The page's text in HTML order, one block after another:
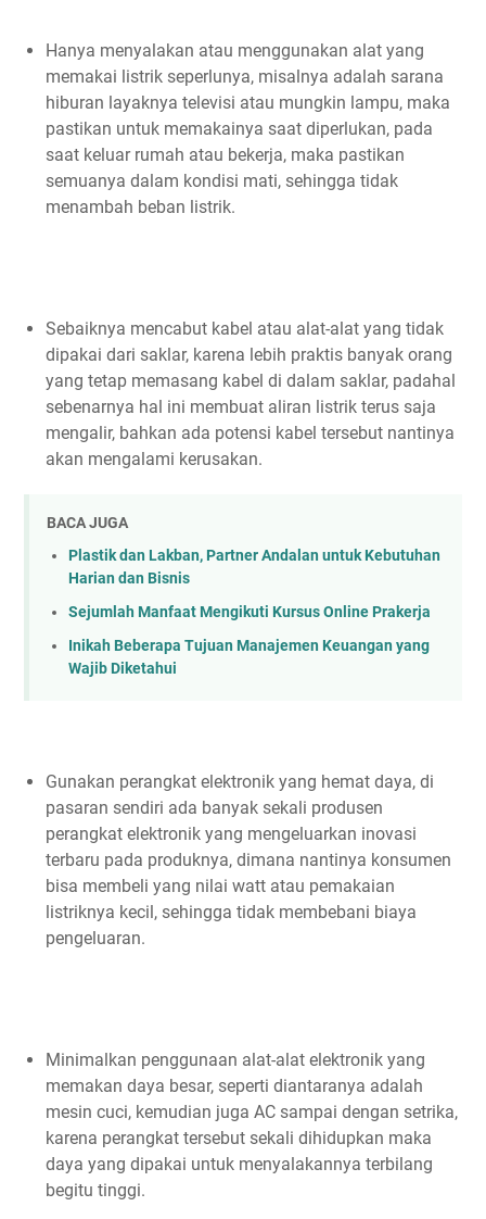
Hanya menyalakan atau menggunakan alat yang
memakai listrik seperlunya, misalnya adalah sarana
hiburan layaknya televisi atau mungkin lampu, maka
pastikan untuk memakainya saat diperlukan, pada
saat keluar rumah atau bekerja, maka pastikan
semuanya dalam kondisi mati, sehingga tidak
menambah beban listrik.
Sebaiknya mencabut kabel atau alat-alat yang tidak
dipakai dari saklar, karena lebih praktis banyak orang
yang tetap memasang kabel di dalam saklar, padahal
sebenarnya hal ini membuat aliran listrik terus saja
mengalir, bahkan ada potensi kabel tersebut nantinya
akan mengalami kerusakan.
BACA JUGA
Plastik dan Lakban, Partner Andalan untuk Kebutuhan
Harian dan Bisnis
Sejumlah Manfaat Mengikuti Kursus Online Prakerja
Inikah Beberapa Tujuan Manajemen Keuangan yang
Wajib Diketahui
Gunakan perangkat elektronik yang hemat daya, di
pasaran sendiri ada banyak sekali produsen
perangkat elektronik yang mengeluarkan inovasi
terbaru pada produknya, dimana nantinya konsumen
bisa membeli yang nilai watt atau pemakaian
listriknya kecil, sehingga tidak membebani biaya
pengeluaran.
Minimalkan penggunaan alat-alat elektronik yang
memakan daya besar, seperti diantaranya adalah
mesin cuci, kemudian juga AC sampai dengan setrika,
karena perangkat tersebut sekali dihidupkan maka
daya yang dipakai untuk menyalakannya terbilang
begitu tinggi.